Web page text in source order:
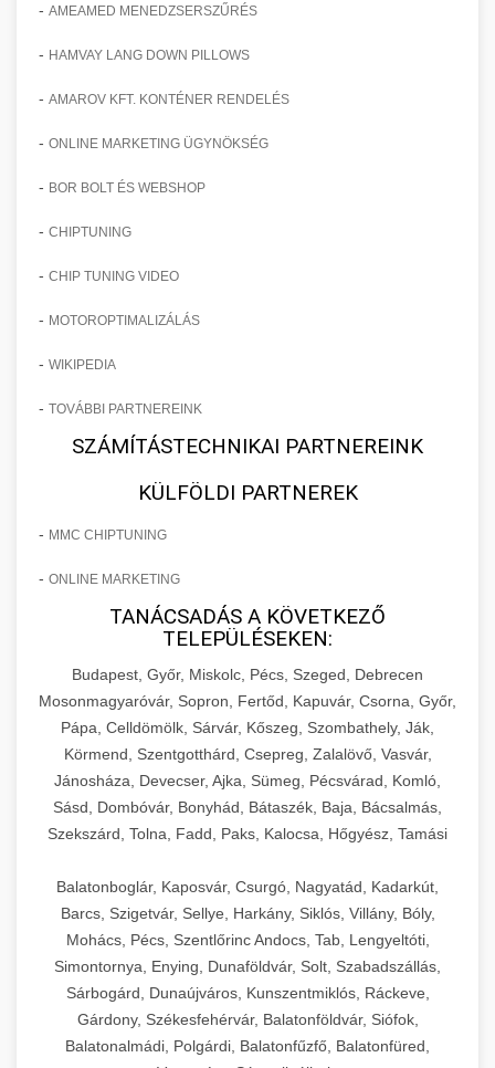
- AMEAMED MENEDZSERSZŰRÉS
- HAMVAY LANG DOWN PILLOWS
- AMAROV KFT. KONTÉNER RENDELÉS
- ONLINE MARKETING ÜGYNÖKSÉG
- BOR BOLT ÉS WEBSHOP
- CHIPTUNING
- CHIP TUNING VIDEO
- MOTOROPTIMALIZÁLÁS
- WIKIPEDIA
- TOVÁBBI PARTNEREINK
SZÁMÍTÁSTECHNIKAI PARTNEREINK
KÜLFÖLDI PARTNEREK
- MMC CHIPTUNING
- ONLINE MARKETING
TANÁCSADÁS A KÖVETKEZŐ
TELEPÜLÉSEKEN:
Budapest, Győr, Miskolc, Pécs, Szeged, Debrecen
Mosonmagyaróvár, Sopron, Fertőd, Kapuvár, Csorna, Győr,
Pápa, Celldömölk, Sárvár, Kőszeg, Szombathely, Ják,
Körmend, Szentgotthárd, Csepreg, Zalalövő, Vasvár,
Jánosháza, Devecser, Ajka, Sümeg, Pécsvárad, Komló,
Sásd, Dombóvár, Bonyhád, Bátaszék, Baja, Bácsalmás,
Szekszárd, Tolna, Fadd, Paks, Kalocsa, Hőgyész, Tamási
Balatonboglár, Kaposvár, Csurgó, Nagyatád, Kadarkút,
Barcs, Szigetvár, Sellye, Harkány, Siklós, Villány, Bóly,
Mohács, Pécs, Szentlőrinc Andocs, Tab, Lengyeltóti,
Simontornya, Enying, Dunaföldvár, Solt, Szabadszállás,
Sárbogárd, Dunaújváros, Kunszentmiklós, Ráckeve,
Gárdony, Székesfehérvár, Balatonföldvár, Siófok,
Balatonalmádi, Polgárdi, Balatonfűzfő, Balatonfüred,